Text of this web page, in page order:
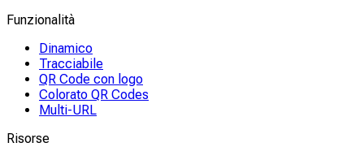
Funzionalità
Dinamico
Tracciabile
QR Code con logo
Colorato QR Codes
Multi-URL
Risorse